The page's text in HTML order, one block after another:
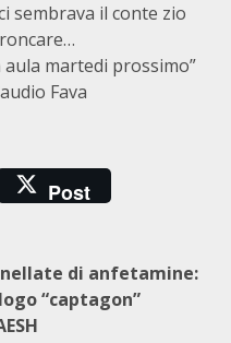
sembrava il conte zio
martedi prossimo”
Fava
Post
di anfetamine:
“captagon”